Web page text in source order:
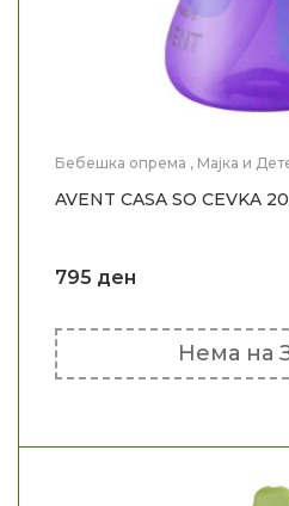
Бебешка опрема , Мајка и
AVENT CASA SO CEVKA
795 ден
Нема на